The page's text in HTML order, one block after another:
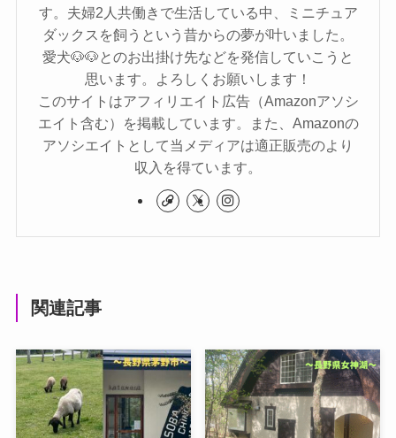
す。夫婦2人共働きで生活している中、ミニチュア
ダックスを飼うという昔からの夢が叶いました。
愛犬🐶🐶とのお出掛け先などを発信していこうと
思います。よろしくお願いします！
このサイトはアフィリエイト広告（Amazonアソシ
エイト含む）を掲載しています。また、Amazonの
アソシエイトとして当メディアは適正販売のより
収入を得ています。
関連記事